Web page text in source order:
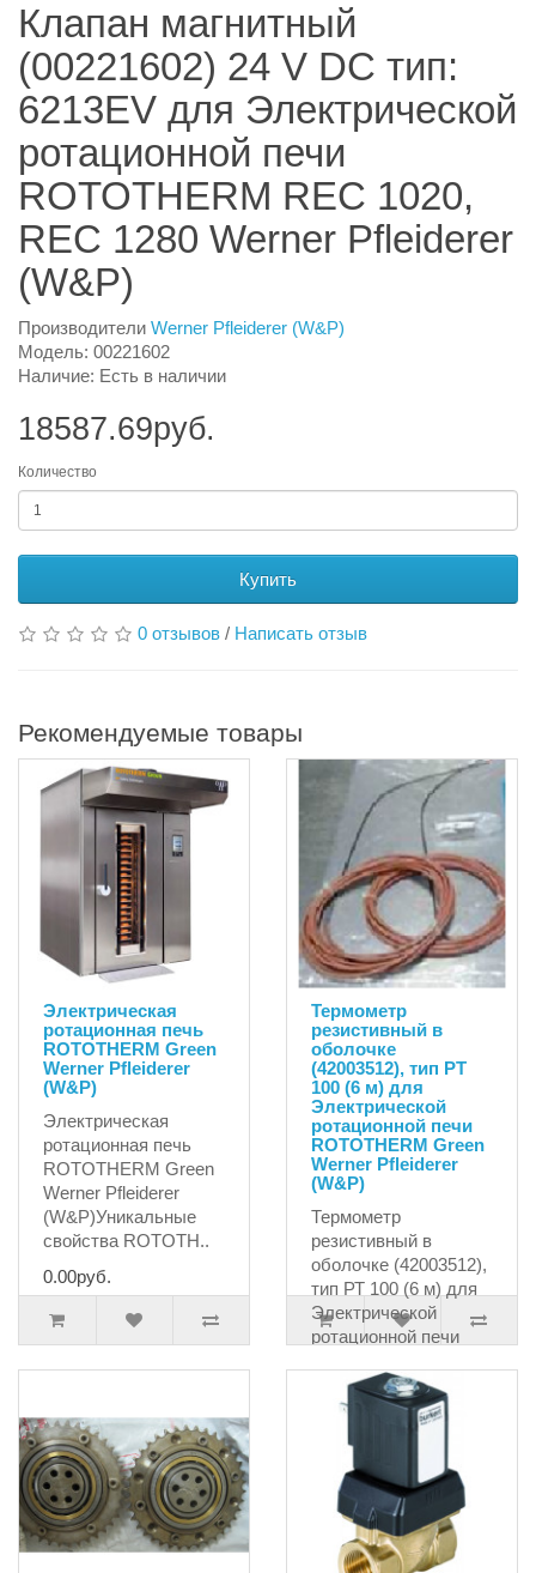
Клапан магнитный
(00221602) 24 V DC тип:
6213EV для Электрической
ротационной печи
ROTOTHERM REC 1020,
REC 1280 Werner Pfleiderer
(W&P)
Производители Werner Pfleiderer (W&P)
Модель: 00221602
Наличие: Есть в наличии
18587.69руб.
Количество
Купить
0 отзывов / Написать отзыв
Рекомендуемые товары
Электрическая
ротационная печь
ROTOTHERM Green
Werner Pfleiderer
(W&P)
Электрическая
ротационная печь
ROTOTHERM Green
Werner Pfleiderer
(W&P)Уникальные
свойства ROTOTH..
0.00руб.
Термометр
резистивный в
оболочке
(42003512), тип РТ
100 (6 м) для
Электрической
ротационной печи
ROTOTHERM Green
Werner Pfleiderer
(W&P)
Термометр
резистивный в
оболочке (42003512),
тип РТ 100 (6 м) для
Электрической
ротационной печи
51637.50руб.